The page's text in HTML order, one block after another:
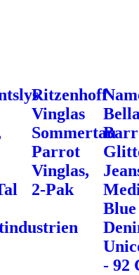
Ritzenhoff
Vinglas
Sommertau
Parrot
Vinglas,
2-Pak
Blue
- 92